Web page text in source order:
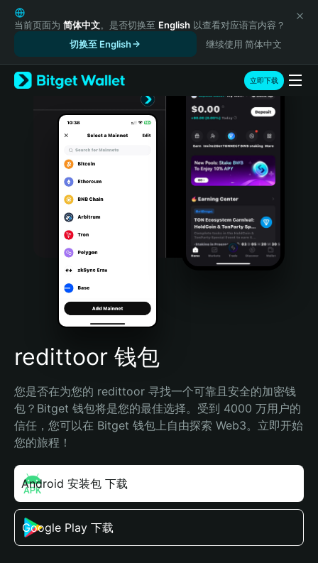
English
日本語
Русский
Español (Latinoamérica)
Türkçe
Português (Portugal)
Bahasa Indonesia
Português (Brasil)
Español (Argentina)
当前页面为 简体中文。是否切换至 English 以查看对应语言内容？
切换至 English
继续使用 简体中文
立即下载
redittoor 钱包
您是否在为您的 redittoor 寻找一个可靠且安全的加密钱
包？Bitget 钱包将是您的最佳选择。受到 4000 万用户的
信任，您可以在 Bitget 钱包上自由探索 Web3。立即开始
您的旅程！
Android 安装包 下载
Google Play 下载